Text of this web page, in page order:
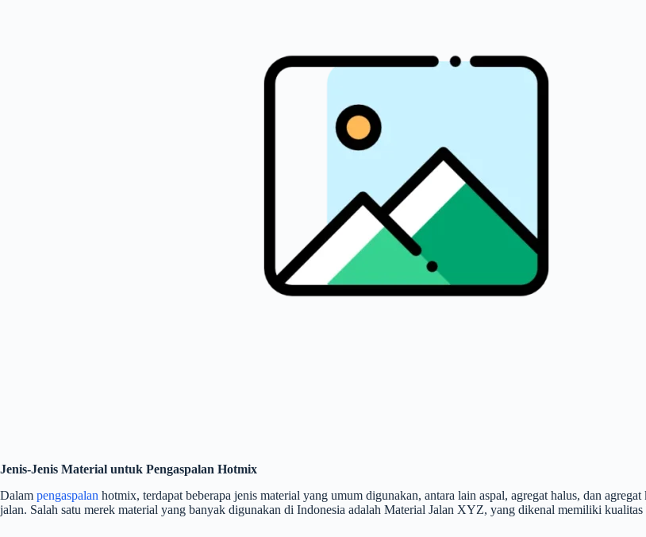
Jenis-Jenis Material untuk Pengaspalan Hotmix
Dalam pengaspalan hotmix, terdapat beberapa jenis material yang umum digunakan, antara lain aspal, agregat halus, dan
jalan. Salah satu merek material yang banyak digunakan di Indonesia adalah Material Jalan XYZ, yang dikenal memiliki